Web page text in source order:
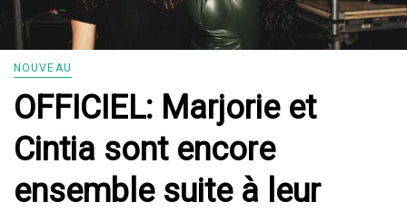
NOUVEAU
OFFICIEL: Marjorie et
Cintia sont encore
ensemble suite à leur